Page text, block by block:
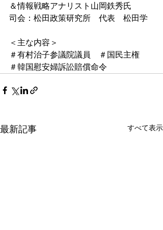
＆情報戦略アナリスト山岡鉄秀氏
司会：松田政策研究所　代表　松田学
＜主な内容＞
＃有村治子参議院議員​　＃国民主権​
＃韓国慰安婦訴訟賠償命令
最新記事 すべて表示